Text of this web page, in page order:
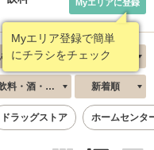
Myエリア登録で簡単
にチラシをチェック
Myエリアに登録
用品・コンビニ 新着順
ドラッグストア ホームセンタ